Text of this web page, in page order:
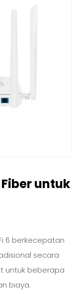
Fiber untuk
6 berkecepatan
secara
untuk beberapa
biaya.